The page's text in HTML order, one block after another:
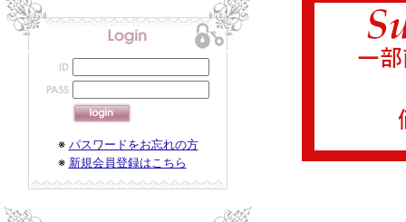
※ パスワードをお忘れの方
※ 新規会員登録はこちら